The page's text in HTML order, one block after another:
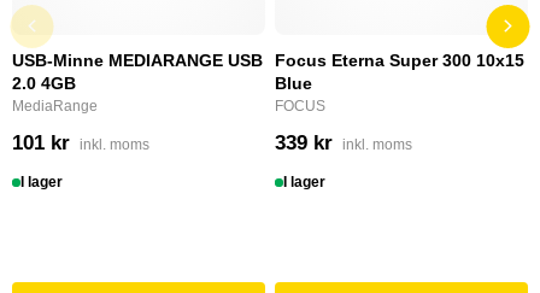
USB-Minne MEDIARANGE USB
2.0 4GB
MediaRange
101 kr inkl. moms
I lager
Focus Eterna Super 300 10x15
Blue
FOCUS
339 kr inkl. moms
I lager